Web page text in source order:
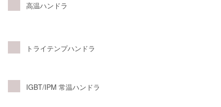
高温ハンドラ
トライテンプハンドラ
IGBT/IPM 常温ハンドラ